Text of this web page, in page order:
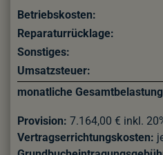
Betriebskosten:
Reparaturrücklage:
Sonstiges:
Umsatzsteuer:
monatliche
Provision: 7.164,00 € inkl.
Vertragserrichtungskosten: